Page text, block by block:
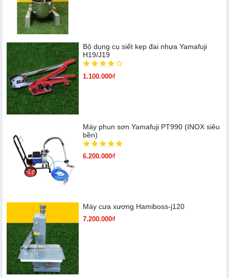
Bộ dụng cụ siết kẹp đai nhựa Yamafuji
H19/J19
1.100.000₫
Máy phun sơn Yamafuji PT990 (INOX siêu
bền)
6.200.000₫
Máy cưa xương Hamiboss-j120
7.200.000₫